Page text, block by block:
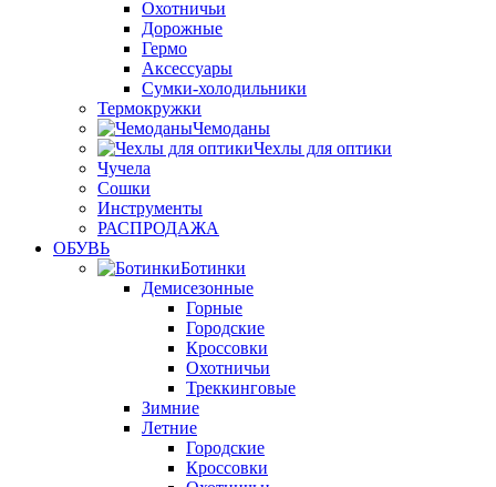
Охотничьи
Дорожные
Гермо
Аксессуары
Сумки-холодильники
Термокружки
Чемоданы
Чехлы для оптики
Чучела
Сошки
Инструменты
РАСПРОДАЖА
ОБУВЬ
Ботинки
Демисезонные
Горные
Городские
Кроссовки
Охотничьи
Треккинговые
Зимние
Летние
Городские
Кроссовки